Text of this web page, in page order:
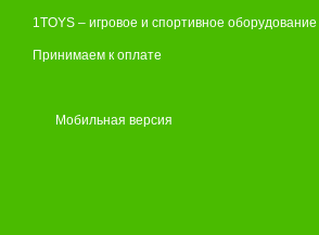
1TOYS – игровое и спортивное оборудование
Принимаем к оплате
Мобильная версия